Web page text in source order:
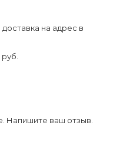
на адрес в
Напишите ваш отзыв.